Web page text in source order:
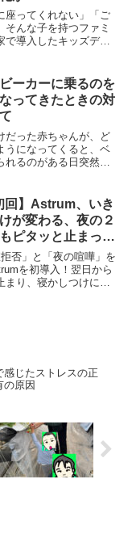
座ってくれない」「ご
そんな子を持つファミ
で導入したキッズデス
す。
ーカーに乗るのを
ってきたときの対
だった赤ちゃんが、ど
うになってくると、ベ
れるのがある日突然嫌
うのも現実的でないで
パンパンになります。
外とちょっとした工夫
せても許してくれるこ
で、そのちょっとした
介します。
回】Astrum、いき
が変わる、夜の２
ピタッと止まった
否」と「夜の喧嘩」を
を初導入！翌日から
り、寝かしつけに劇
感じたストレスの正
の原因